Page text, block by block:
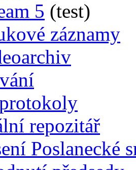
5 (test)
záznamy
repozitář
Poslanecké